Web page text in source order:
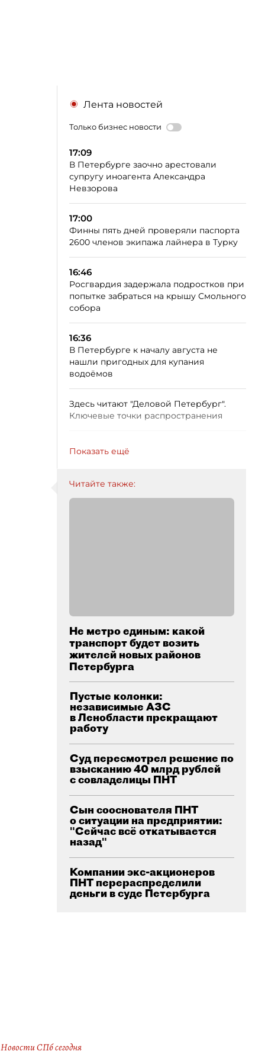
Лента новостей
Только бизнес новости
17:09
В Петербурге заочно арестовали
супругу иноагента Александра
Невзорова
17:00
Финны пять дней проверяли паспорта
2600 членов экипажа лайнера в Турку
16:46
Росгвардия задержала подростков при
попытке забраться на крышу Смольного
собора
16:36
В Петербурге к началу августа не
нашли пригодных для купания
водоёмов
Здесь читают "Деловой Петербург".
Ключевые точки распространения
Показать ещё
Читайте также:
Не метро единым: какой
транспорт будет возить
жителей новых районов
Петербурга
Пустые колонки:
независимые АЗС
в Ленобласти прекращают
работу
Суд пересмотрел решение по
взысканию 40 млрд рублей
с совладелицы ПНТ
Сын сооснователя ПНТ
о ситуации на предприятии:
"Сейчас всё откатывается
назад"
Компании экс-акционеров
ПНТ перераспределили
деньги в суде Петербурга
Новости СПб сегодня